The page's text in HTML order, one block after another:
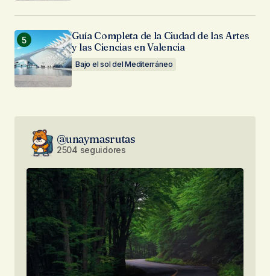
Guía Completa de la Ciudad de las Artes
y las Ciencias en Valencia
Bajo el sol del Mediterráneo
@unaymasrutas
2504 seguidores